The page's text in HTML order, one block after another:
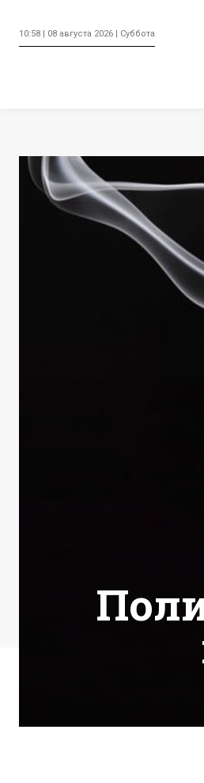
10:58 | 08 августа 2026 | Суббота